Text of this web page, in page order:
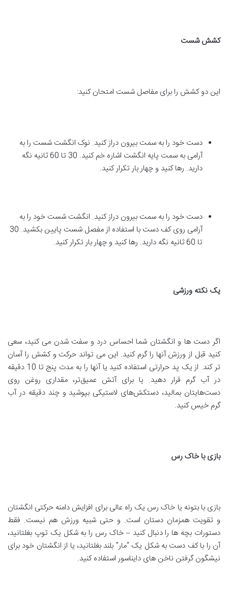
کشش شست
این دو کشش را برای مفاصل شست امتحان کنید:
دست خود را به سمت بیرون دراز کنید. نوک انگشت شست را به
آرامی به سمت پایه انگشت اشاره خم کنید. 30 تا 60 ثانیه نگه
دارید. رها کنید و چهار بار تکرار کنید.
دست خود را به سمت بیرون دراز کنید. انگشت شست خود را به
آرامی روی کف دست با استفاده از مفصل شست پایین بکشید. 30
تا 60 ثانیه نگه دارید. رها کنید و چهار بار تکرار کنید.
یک نکته ورزشی
اگر دست ها و انگشتان شما احساس درد و سفت شدن می کنید، سعی
کنید قبل از ورزش آنها را گرم کنید. این می تواند حرکت و کشش را آسان
تر کند. از یک پد حرارتی استفاده کنید یا آنها را به مدت پنج تا 10 دقیقه
در آب گرم قرار دهید. یا برای آتش عمیق‌تر، مقداری روغن روی
دست‌هایتان بمالید، دستکش‌های لاستیکی بپوشید و چند دقیقه در آب
گرم خیس کنید.
بازی با خاک رس
بازی با بتونه یا خاک رس یک راه عالی برای افزایش دامنه حرکتی انگشتان
و تقویت همزمان دستان است. و حتی شبیه ورزش هم نیست. فقط
دستورات بچه ها را دنبال کنید – خاک رس را به شکل یک توپ بغلتانید،
آن را با کف دست به شکل یک “مار” بلند بغلتانید، یا از انگشتان خود برای
نیشگون گرفتن ناخن های دایناسور استفاده کنید.